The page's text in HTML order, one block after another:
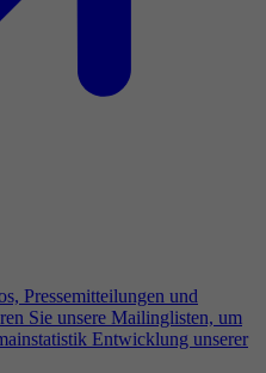
Pressemitteilungen und
Sie unsere Mailinglisten, um
Entwicklung unserer